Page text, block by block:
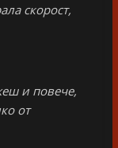
скорост,
и повече,
от